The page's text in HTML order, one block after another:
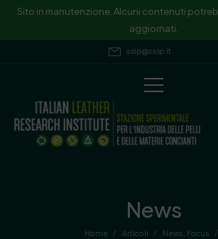
Sito in manutenzione. Alcuni contenuti
aggiornati.
ssip@ssip.it
News
Home / Articoli / News Focus
/